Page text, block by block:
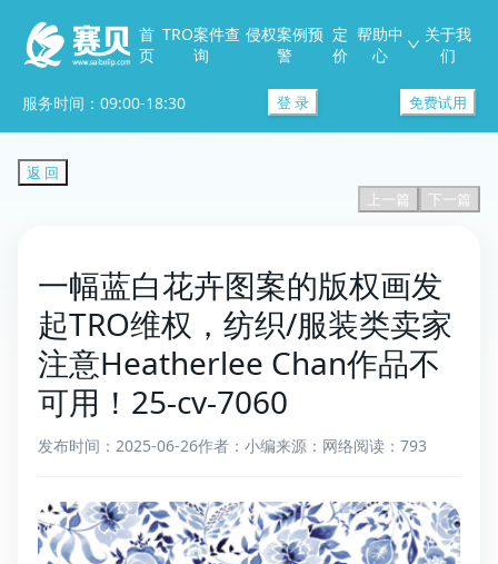
首
页
TRO案件查
询
侵权案例预
警
定
价
帮助中
心
关于我
们
服务时间：09:00-18:30 登 录 免费试用
返 回
上一篇
下一篇
一幅蓝白花卉图案的版权画发
起TRO维权，纺织/服装类卖家
注意Heatherlee Chan作品不
可用！25-cv-7060
发布时间：2025-06-26作者：小编来源：网络阅读：793